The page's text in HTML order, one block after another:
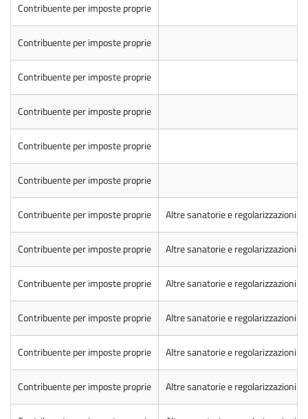
Contribuente per imposte proprie
Contribuente per imposte proprie
Contribuente per imposte proprie
Contribuente per imposte proprie
Contribuente per imposte proprie
Contribuente per imposte proprie
Contribuente per imposte proprie Altre sanatorie e regolarizzazioni
Contribuente per imposte proprie Altre sanatorie e regolarizzazioni
Contribuente per imposte proprie Altre sanatorie e regolarizzazioni
Contribuente per imposte proprie Altre sanatorie e regolarizzazioni
Contribuente per imposte proprie Altre sanatorie e regolarizzazioni
Contribuente per imposte proprie Altre sanatorie e regolarizzazioni